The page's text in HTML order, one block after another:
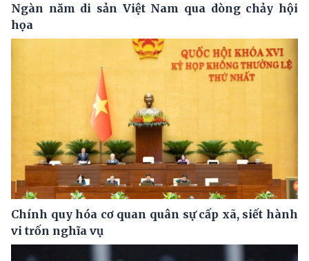
Ngàn năm di sản Việt Nam qua dòng chảy hội
họa
Chính quy hóa cơ quan quân sự cấp xã, siết hành
vi trốn nghĩa vụ